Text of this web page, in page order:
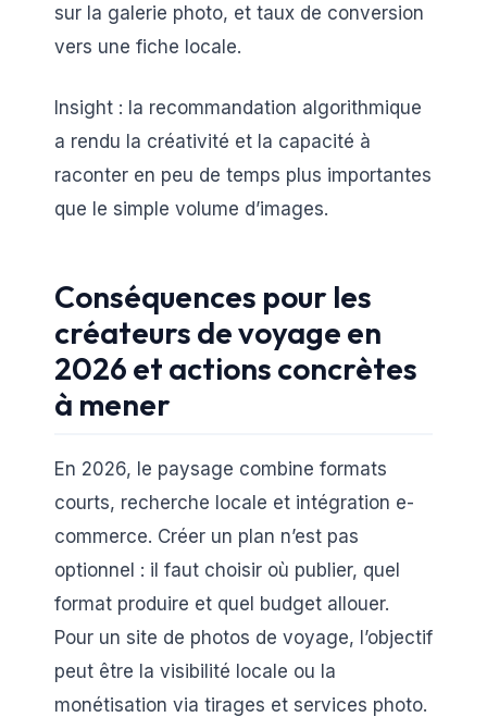
sur la galerie photo, et taux de conversion
vers une fiche locale.
Insight : la recommandation algorithmique
a rendu la créativité et la capacité à
raconter en peu de temps plus importantes
que le simple volume d’images.
Conséquences pour les
créateurs de voyage en
2026 et actions concrètes
à mener
En 2026, le paysage combine formats
courts, recherche locale et intégration e-
commerce. Créer un plan n’est pas
optionnel : il faut choisir où publier, quel
format produire et quel budget allouer.
Pour un site de photos de voyage, l’objectif
peut être la visibilité locale ou la
monétisation via tirages et services photo.